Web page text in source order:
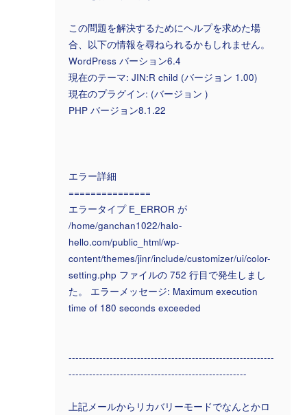
この問題を解決するためにヘルプを求めた場
合、以下の情報を尋ねられるかもしれません。
WordPress バーション6.4
現在のテーマ: JIN:R child (バージョン 1.00)
現在のプラグイン: (バージョン )
PHP バージョン8.1.22
エラー詳細
===============
エラータイプ E_ERROR が
/home/ganchan1022/halo-
hello.com/public_html/wp-
content/themes/jinr/include/customizer/ui/color-
setting.php ファイルの 752 行目で発生しまし
た。 エラーメッセージ: Maximum execution
time of 180 seconds exceeded
------------------------------------------------------------
----------------------------------------------------
上記メールからリカバリーモードでなんとかロ